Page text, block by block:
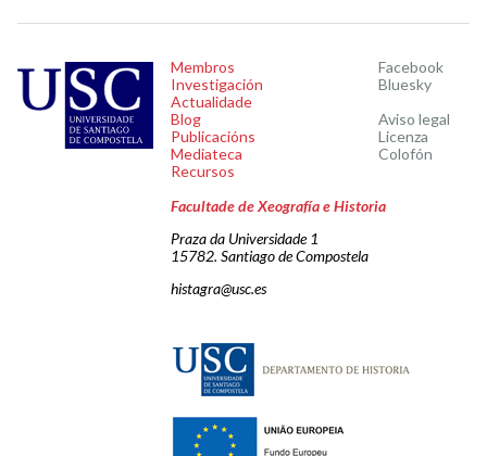
Membros
Investigación
Actualidade
Blog
Publicacións
Mediateca
Recursos
Facebook
Bluesky
Aviso legal
Licenza
Colofón
Facultade de Xeografía e Historia
Praza da Universidade 1
15782. Santiago de Compostela
histagra@usc.es